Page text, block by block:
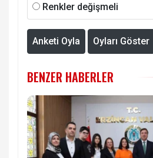
Renkler değişmeli
Anketi Oyla Oyları Göster
BENZER HABERLER